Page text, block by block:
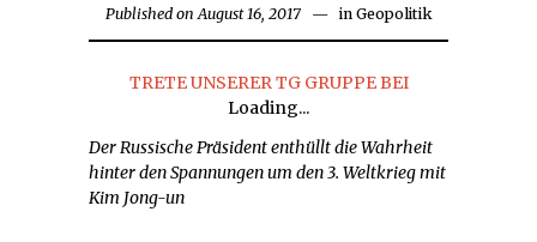
Published on August 16, 2017Augustin Geopolitik
TRETE UNSERER TG GRUPPE BEI
Loading...
Der Russische Präsident enthüllt die Wahrheit
hinter den Spannungen um den 3. Weltkrieg mit
Kim Jong-un